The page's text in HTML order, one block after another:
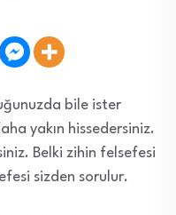
bile ister
yakın hissedersiniz.
Belki zihin felsefesi
sizden sorulur.